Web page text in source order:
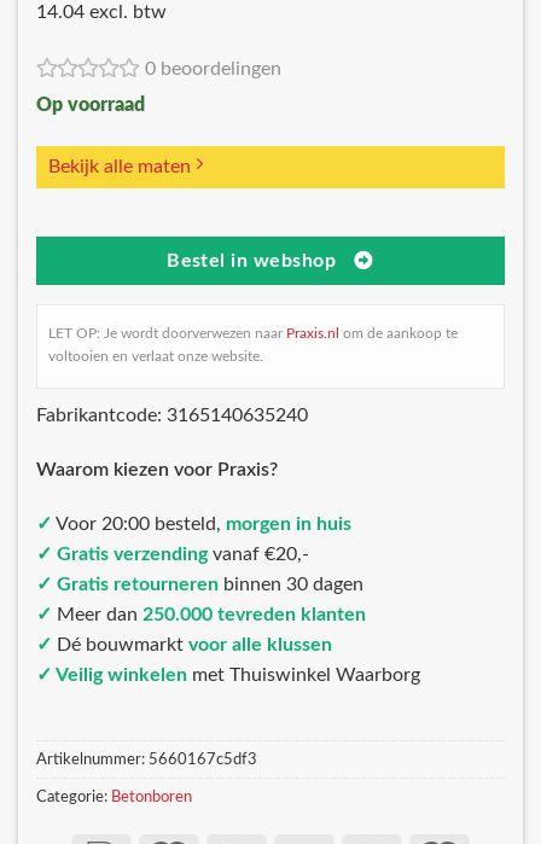
14.04 excl. btw
0 beoordelingen
Op voorraad
Bekijk alle maten
Bestel in webshop
LET OP: Je wordt doorverwezen naar Praxis.nl om de aankoop te
voltooien en verlaat onze website.
Fabrikantcode: 3165140635240
Waarom kiezen voor Praxis?
✓ Voor 20:00 besteld, morgen in huis
✓ Gratis verzendingvanaf €20,-
✓ Gratis retourneren binnen 30 dagen
✓ Meer dan 250.000 tevreden klanten
✓ Dé bouwmarkt voor alle klussen
✓ Veilig winkelen met Thuiswinkel Waarborg
Artikelnummer: 5660167c5df3
Categorie: Betonboren